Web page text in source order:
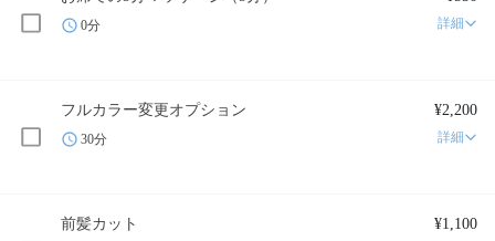
0分 詳細
フルカラー変更オプション ¥2,200
30分 詳細
前髪カット ¥1,100